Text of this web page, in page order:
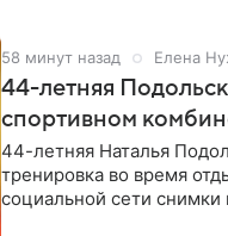
58 минут назад Елена
44-летняя
спортивном
44-летняя Наталья
тренировка во время
социальной сети снимки